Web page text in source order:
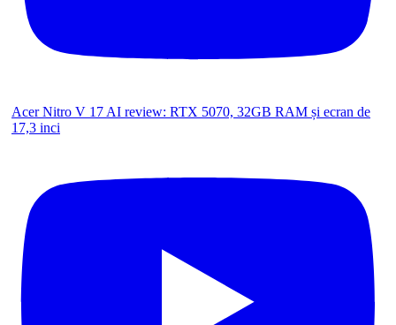
Acer Nitro V 17 AI review: RTX 5070, 32GB RAM și ecran de
17,3 inci